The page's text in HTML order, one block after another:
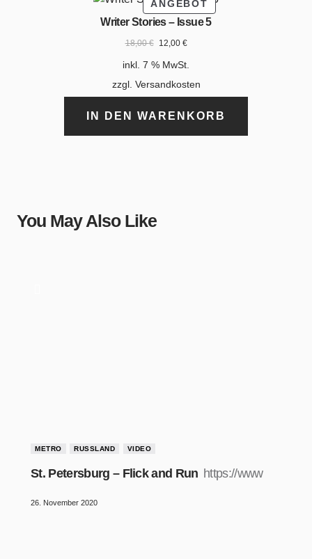
ANGEBOT
Writer Stories – Issue 5
18,00€ 12,00 €
inkl. 7 % MwSt.
zzgl. Versandkosten
IN DEN WARENKORB
You May Also Like
METRO RUSSLAND VIDEO
St. Petersburg – Flick and Run https://www
26. November 2020